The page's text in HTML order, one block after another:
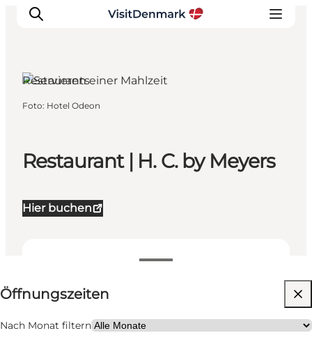
Erlebnisse
Reiseplanung
Restaurant | H. C. by Meyers
Hier buchen
Öffnungszeiten anzeigen
Öffnungszeiten
Nach Monat filtern
Website besuchen
Mein Geschäft
Restaurants
Foto: Hotel Odeon